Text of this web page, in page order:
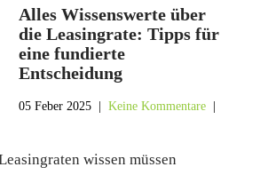
Alles Wissenswerte über
die Leasingrate: Tipps für
eine fundierte
Entscheidung
05 Feber 2025 |Keine Kommentare
wissen müssen